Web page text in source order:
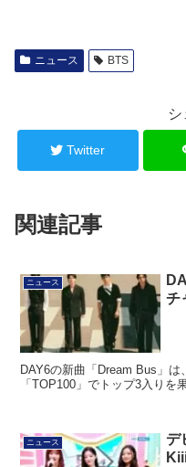
ニュース BTS
シ
Twitter
関連記事
ニュース
チ
DAY6の新曲「Dream Bus」は
「TOP100」でトップ3入りを
ニュース
デ